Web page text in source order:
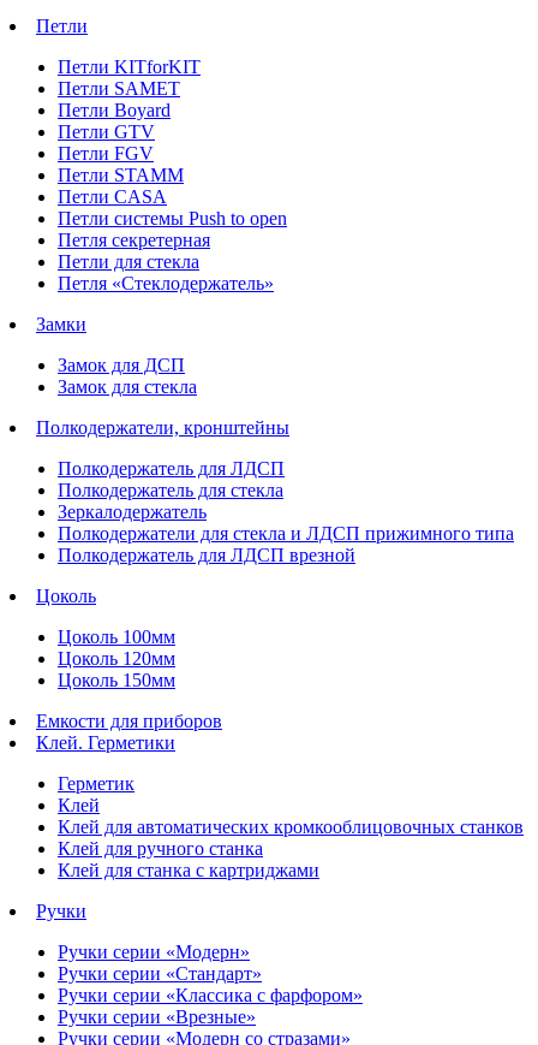
Петли
Петли KITforKIT
Петли SAMET
Петли Boyard
Петли GTV
Петли FGV
Петли STAMM
Петли CASA
Петли системы Push to open
Петля секретерная
Петли для стекла
Петля «Стеклодержатель»
Замки
Замок для ДСП
Замок для стекла
Полкодержатели, кронштейны
Полкодержатель для ЛДСП
Полкодержатель для стекла
Зеркалодержатель
Полкодержатели для стекла и ЛДСП прижимного типа
Полкодержатель для ЛДСП врезной
Цоколь
Цоколь 100мм
Цоколь 120мм
Цоколь 150мм
Емкости для приборов
Клей. Герметики
Герметик
Клей
Клей для автоматических кромкооблицовочных станков
Клей для ручного станка
Клей для станка с картриджами
Ручки
Ручки серии «Модерн»
Ручки серии «Стандарт»
Ручки серии «Классика с фарфором»
Ручки серии «Врезные»
Ручки серии «Модерн со стразами»